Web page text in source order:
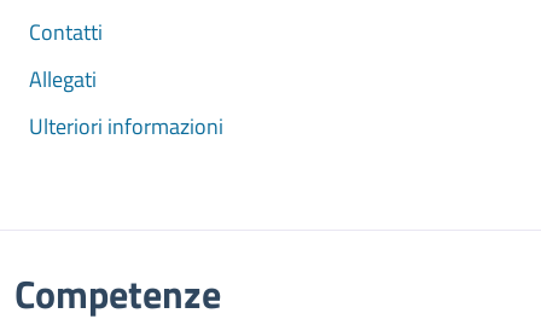
Contatti
Allegati
Ulteriori informazioni
Competenze